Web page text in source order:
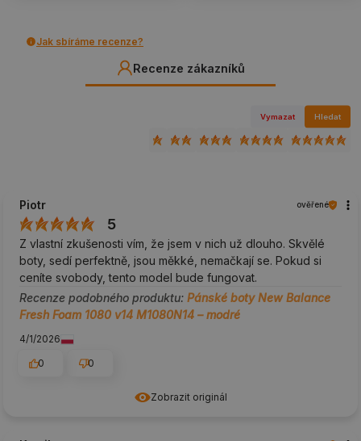
Jak sbíráme recenze?
Recenze zákazníků
Vymazat Hledat
Zobrazit originál
Piotr ověřené
5
Z vlastní zkušenosti vím, že jsem v nich už dlouho. Skvělé
boty, sedí perfektně, jsou měkké, nemačkají se. Pokud si
ceníte svobody, tento model bude fungovat.
Recenze podobného produktu: Pánské boty New Balance
Fresh Foam 1080 v14 M1080N14 – modré
4/1/2026
0
0